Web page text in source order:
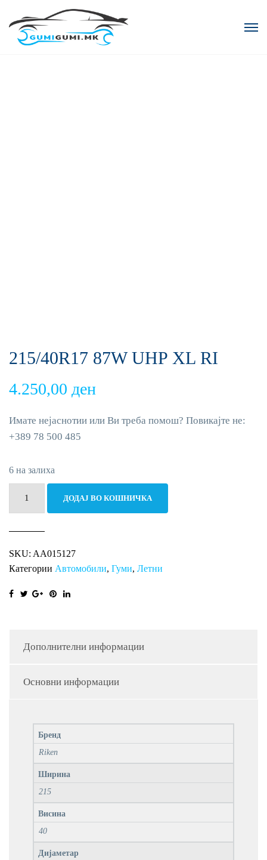
215/40R17 87W UHP XL RI
4.250,00 ден
Имате нејаснотии или Ви треба помош? Повикајте не:
+389 78 500 485
6 на залиха
RI
количина
ДОДАЈ ВО КОШНИЧКА
SKU: AA015127
Категории Автомобили, Гуми, Летни
Дополнителни информации
Основни информации
Бренд
Riken
Ширина
215
Висина
40
Дијаметар